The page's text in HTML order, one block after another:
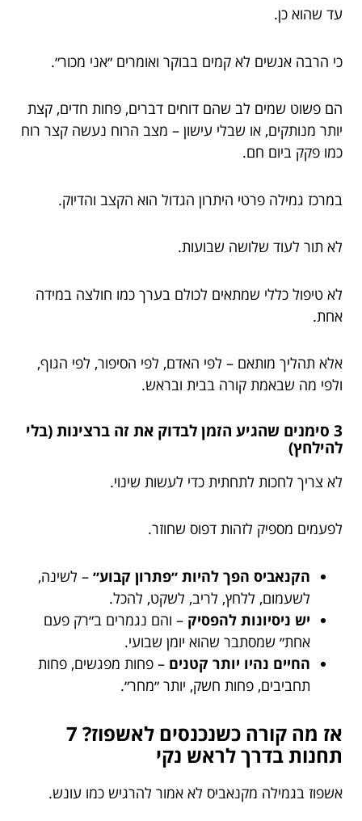
עד שהוא כן.
כי הרבה אנשים לא קמים בבוקר ואומרים ״אני מכור״.
הם פשוט שמים לב שהם דוחים דברים, פחות חדים, קצת
יותר מנותקים, או שבלי עישון – מצב הרוח נעשה קצר רוח
כמו פקק ביום חם.
במרכז גמילה פרטי היתרון הגדול הוא הקצב והדיוק.
לא תור לעוד שלושה שבועות.
לא טיפול כללי שמתאים לכולם בערך כמו חולצה במידה
אחת.
אלא תהליך מותאם – לפי האדם, לפי הסיפור, לפי הגוף,
ולפי מה שבאמת קורה בבית ובראש.
3 סימנים שהגיע הזמן לבדוק את זה ברצינות (בלי
להילחץ)
לא צריך לחכות לתחתית כדי לעשות שינוי.
לפעמים מספיק לזהות דפוס שחוזר.
הקנאביס הפך להיות ״פתרון קבוע״ – לשינה,
לשעמום, ללחץ, לריב, לשקט, להכל.
יש ניסיונות להפסיק – והם נגמרים ב״רק פעם
אחת״ שמסתבר שהוא יומן שבועי.
החיים נהיו יותר קטנים – פחות מפגשים, פחות
תחביבים, פחות חשק, יותר ״מחר״.
אז מה קורה כשנכנסים לאשפוז? 7
תחנות בדרך לראש נקי
אשפוז בגמילה מקנאביס לא אמור להרגיש כמו עונש.